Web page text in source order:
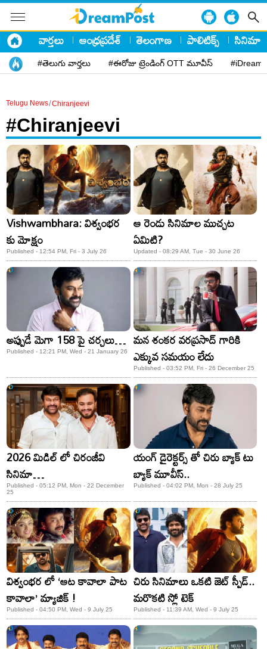
వార్తలు ఆంధ్రప్రదేశ్ తెలంగాణ పాలిటిక్స్ సినిమా
#తెలుగు వార్తలు #ఈరోజు ట్రెండింగ్ OTT మూవీస్
Telugu News/Chiranjeevi
#Chiranjeevi
Vishwambhara: విశ్వంభర
కు మోక్షం
Published - 12:54 PM, Fri - 3 July 26
ఆ రెండు సినిమాల ముచ్చట
ఏమిటి?
Updated - 08:29 AM, Tue - 30 June 26
అప్పుడే మెగా 158 పై చర్చలు…
Published - 12:21 PM, Wed - 21 January 26
మన శంకర వరప్రసాద్ గారికి
ఎక్కువ సమయం లేదు
Published - 03:52 PM, Fri - 26 December 25
2026 మిడిల్ లో చిరంజీవి
సినిమా…
Published - 05:12 PM, Mon - 22 December
25
యంగ్ డైరెక్టర్స్ తో చిరు బ్యాక్ టు
బ్యాక్ మూవీస్..
Published - 04:02 PM, Mon - 28 July 25
విశ్వంభర లో ‘ఆట కావాలా పాట
కావాలా’ మ్యాజిక్ !
Published - 04:50 PM, Wed - 9 July 25
చిరు సినిమాలు ఒకటి జెట్ స్పీడ్..
మరొకటి స్లో టెక్
Published - 11:39 AM, Wed - 9 July 25